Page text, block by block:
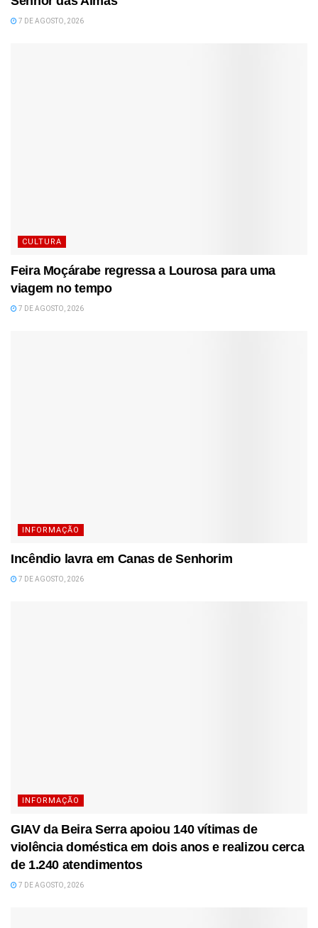
7 DE AGOSTO, 2026
CULTURA
Feira Moçárabe regressa a Lourosa para uma
viagem no tempo
7 DE AGOSTO, 2026
INFORMAÇÃO
Incêndio lavra em Canas de Senhorim
7 DE AGOSTO, 2026
INFORMAÇÃO
GIAV da Beira Serra apoiou 140 vítimas de
violência doméstica em dois anos e realizou cerca
de 1.240 atendimentos
7 DE AGOSTO, 2026